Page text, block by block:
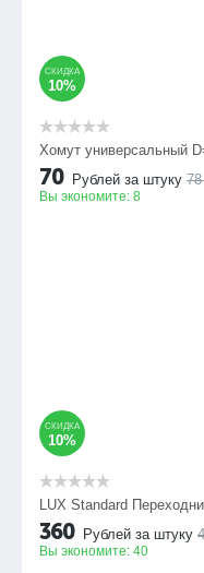
СКИДКА
10%
Хомут универсальный
70 Рублей за штуку 78
Вы экономите: 8
СКИДКА
10%
LUX Standard
360 Рублей за штуку
Вы экономите: 40